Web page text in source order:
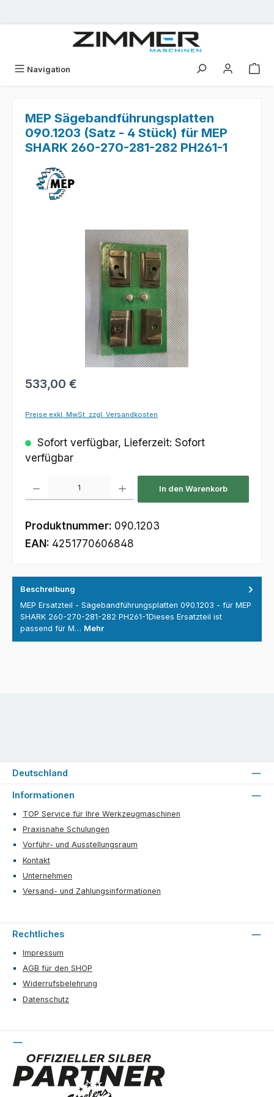
Navigation
MEP Sägebandführungsplatten
090.1203 (Satz - 4 Stück) für MEP
SHARK 260-270-281-282 PH261-1
Bildergalerie überspringen
Regulärer Preis:
533,00 €
Preise exkl. MwSt. zzgl. Versandkosten
Sofort verfügbar, Lieferzeit: Sofort
verfügbar
In den Warenkorb
Produktnummer: 090.1203
EAN: 4251770606848
Beschreibung
MEP Ersatzteil - Sägebandführungsplatten 090.1203 - für MEP
SHARK 260-270-281-282 PH261-1Dieses Ersatzteil ist
passend für M… Mehr
Informationen
TOP Service für Ihre Werkzeugmaschinen
Praxisnahe Schulungen
Vorführ- und Ausstellungsraum
Kontakt
Unternehmen
Versand- und Zahlungsinformationen
Rechtliches
Impressum
AGB für den SHOP
Widerrufsbelehrung
Datenschutz
Deutschland